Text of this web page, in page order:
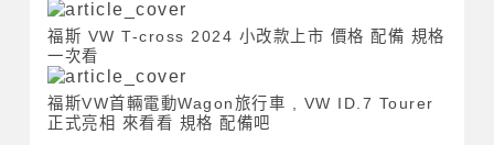
福斯 VW T-cross 2024 小改款上市 價格 配備 規格
一次看
福斯VW首輛電動Wagon旅行車 , VW ID.7 Tourer
正式亮相 來看看 規格 配備吧